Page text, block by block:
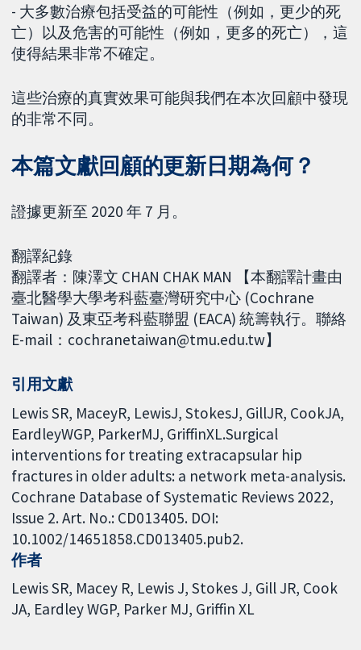
- 大多數治療包括受益的可能性（例如，更少的死
亡）以及危害的可能性（例如，更多的死亡），這
使得結果非常不確定。
這些治療的真實效果可能與我們在本次回顧中發現
的非常不同。
本篇文獻回顧的更新日期為何？
證據更新至 2020 年 7 月。
翻譯紀錄
翻譯者：陳澤文 CHAN CHAK MAN 【本翻譯計畫由
臺北醫學大學考科藍臺灣研究中心 (Cochrane
Taiwan) 及東亞考科藍聯盟 (EACA) 統籌執行。聯絡
E-mail：cochranetaiwan@tmu.edu.tw】
引用文獻
Lewis SR, MaceyR, LewisJ, StokesJ, GillJR, CookJA,
EardleyWGP, ParkerMJ, GriffinXL.Surgical
interventions for treating extracapsular hip
fractures in older adults: a network meta-analysis.
Cochrane Database of Systematic Reviews 2022,
Issue 2. Art. No.: CD013405. DOI:
10.1002/14651858.CD013405.pub2.
作者
Lewis SR Macey R Lewis J Stokes J Gill JR Cook
JA Eardley WGP Parker MJ Griffin XL